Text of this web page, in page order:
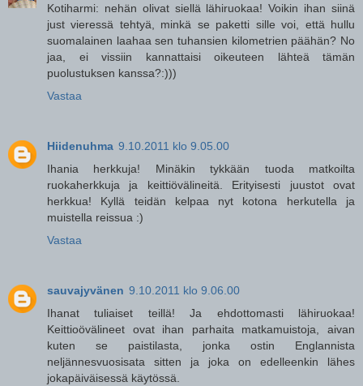
Kotiharmi: nehän olivat siellä lähiruokaa! Voikin ihan siinä
just vieressä tehtyä, minkä se paketti sille voi, että hullu
suomalainen laahaa sen tuhansien kilometrien päähän? No
jaa, ei vissiin kannattaisi oikeuteen lähteä tämän
puolustuksen kanssa?:)))
Vastaa
Hiidenuhma 9.10.2011 klo 9.05.00
Ihania herkkuja! Minäkin tykkään tuoda matkoilta
ruokaherkkuja ja keittiövälineitä. Erityisesti juustot ovat
herkkua! Kyllä teidän kelpaa nyt kotona herkutella ja
muistella reissua :)
Vastaa
sauvajyvänen 9.10.2011 klo 9.06.00
Ihanat tuliaiset teillä! Ja ehdottomasti lähiruokaa!
Keittioövälineet ovat ihan parhaita matkamuistoja, aivan
kuten se paistilasta, jonka ostin Englannista
neljännesvuosisata sitten ja joka on edelleenkin lähes
jokapäiväisessä käytössä.